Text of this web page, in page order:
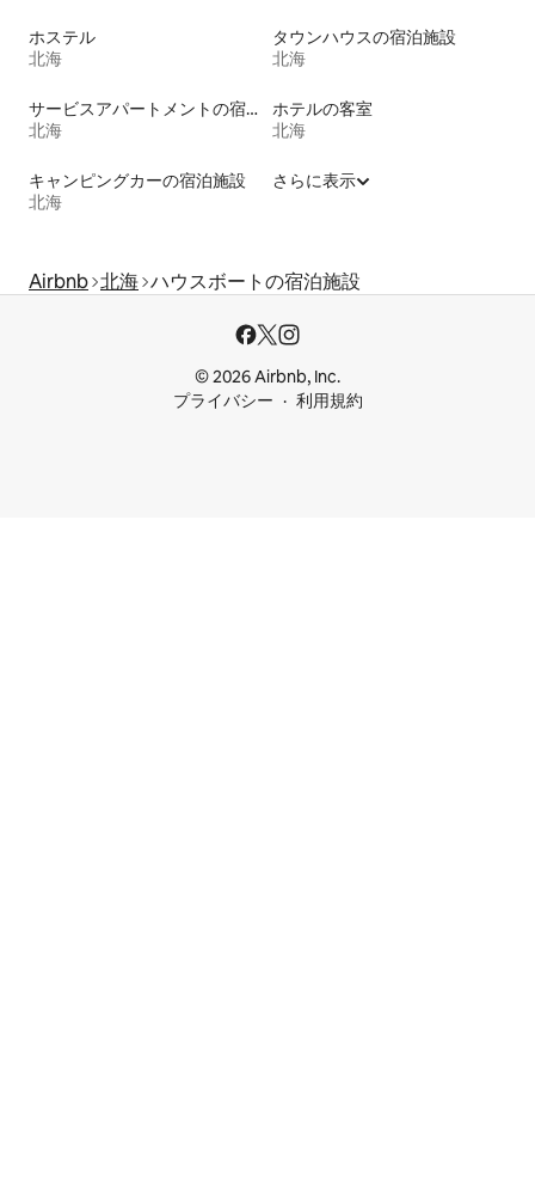
ホステル
北海
タウンハウスの宿泊施設
北海
サービスアパートメントの宿泊施設
北海
ホテルの客室
北海
キャンピングカーの宿泊施設
北海
さらに表示
Airbnb 北海 ハウスボートの宿泊施設
© 2026 Airbnb, Inc.
プライバシー
利用規約